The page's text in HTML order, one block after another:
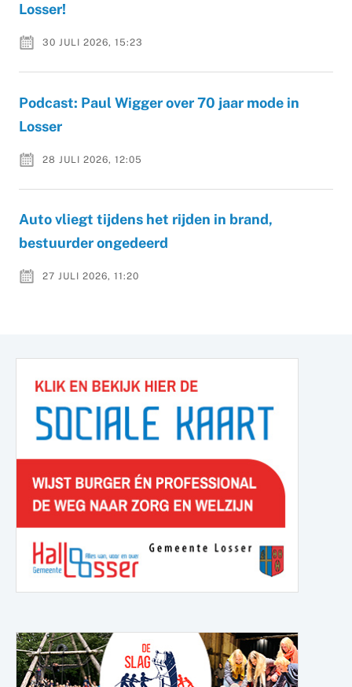
Losser!
30 JULI 2026, 15:23
Podcast: Paul Wigger over 70 jaar mode in
Losser
28 JULI 2026, 12:05
Auto vliegt tijdens het rijden in brand,
bestuurder ongedeerd
27 JULI 2026, 11:20